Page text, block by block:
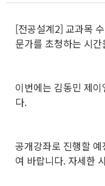
[전공설계2] 교과목
문가를 초청하는 시
이번에는 김동민 제
다.
공개강좌로 진행할
여 바랍니다. 자세한